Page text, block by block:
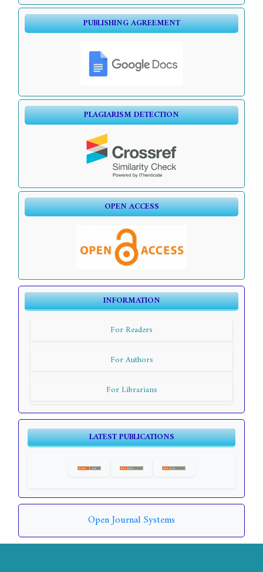
PUBLISHING AGREEMENT
PLAGIARISM DETECTION
OPEN ACCESS
INFORMATION
For Readers
For Authors
For Librarians
LATEST PUBLICATIONS
Open Journal Systems